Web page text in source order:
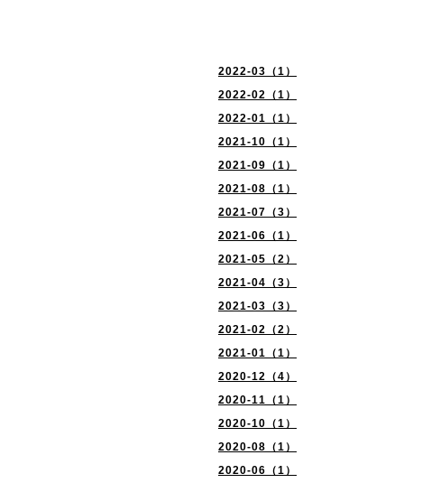
2022-03（1）
2022-02（1）
2022-01（1）
2021-10（1）
2021-09（1）
2021-08（1）
2021-07（3）
2021-06（1）
2021-05（2）
2021-04（3）
2021-03（3）
2021-02（2）
2021-01（1）
2020-12（4）
2020-11（1）
2020-10（1）
2020-08（1）
2020-06（1）